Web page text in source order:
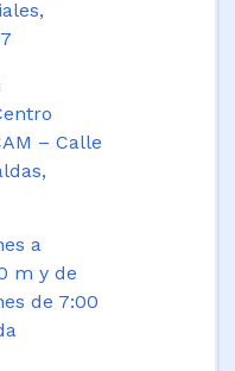
– Calle
a
m y de
de 7:00